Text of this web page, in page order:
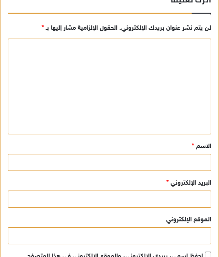
لن يتم نشر عنوان بريدك الإلكتروني. الحقول الإلزامية مشار إليها بـ*
ق
*
الاسم *
البريد الإلكتروني *
الموقع الإلكتروني